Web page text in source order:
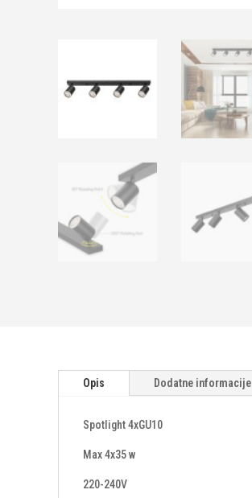
Opis Dodatne informacije
Spotlight 4xGU10
Max 4x35 w
220-240V